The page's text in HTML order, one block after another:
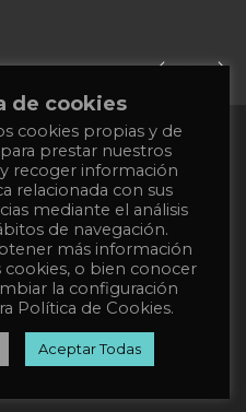
+34
651
862
863
virtual Singulart:
on Singulart
de cookies
cookies propias y de
prestar nuestros
y recoger información
relacionada con sus
mediante el análisis
de navegación.
más información
cookies, o bien conocer
la configuración
Política de Cookies.
Aceptar Todas